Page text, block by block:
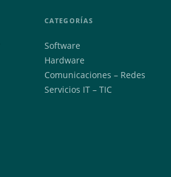
CATEGORÍAS
Software
Hardware
Comunicaciones – Redes
Servicios IT – TIC